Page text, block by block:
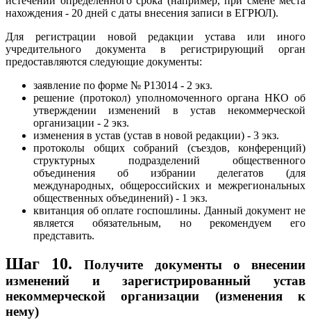
нахождения - 20 дней с даты внесения записи в ЕГРЮЛ).
Для регистрации новой редакции устава или иного
учредительного документа в регистрирующий орган
предоставляются следующие документы:
заявление по форме № Р13014 - 2 экз.
решение (протокол) уполномоченного органа НКО об
утверждении изменений в устав некоммерческой
организации - 2 экз.
изменения в устав (устав в новой редакции) - 3 экз.
протоколы общих собраний (съездов, конференций)
структурных подразделений общественного
объединения об избрании делегатов (для
международных, общероссийских и межрегиональных
общественных объединений) - 1 экз.
квитанция об оплате госпошлины. Данный документ не
является обязательным, но рекомендуем его
представить.
Шаг 10.
Получите документы о внесении
изменений и зарегистрированный устав
некоммерческой организации (изменения к
нему)